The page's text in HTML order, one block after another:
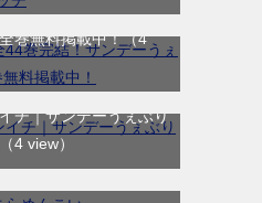
巻完結！サンデーう
巻無料掲載中！（4
チ｜サンデーうぇぶり
（4 view）
めんこい｜最新刊第
で全話無料配信中！